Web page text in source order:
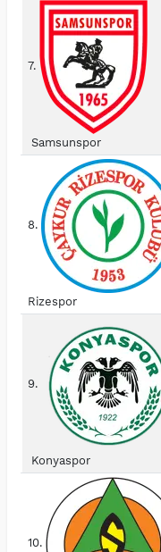
7.
Samsunspor
8.
Rizespor
9.
Konyaspor
10.